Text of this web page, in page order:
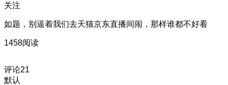
关注
如题，别逼着我们去天猫京东直播间闹，那样谁都不好看
1458阅读
评论21
默认